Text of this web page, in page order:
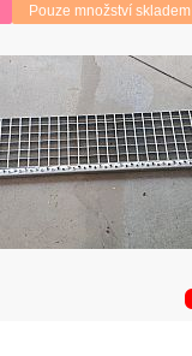
Pouze množství skladem